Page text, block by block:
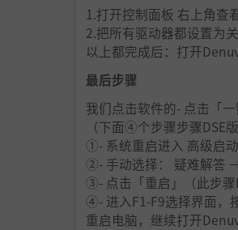
1.打开控制面板 右上角
2.把所有驱动器都设置为
以上都完成后：打开
最后步骤
我们点击软件的- 点击「
（下面④个步骤步骤DSE
①- 系统重启进入 高级启
②- 手动选择： 疑难解答
③- 点击「重启」（此步骤
④- 进入F1-F9选择界面，
重启电脑，继续打开